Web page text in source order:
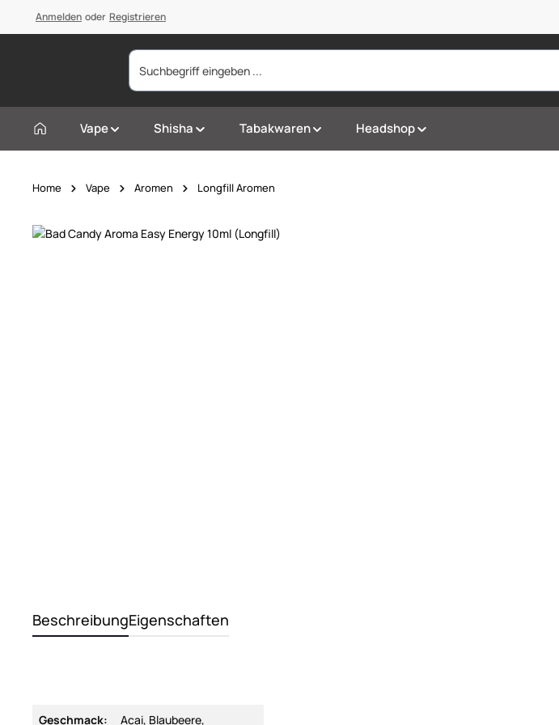
Zur Hauptnavigation springen
Anmelden oder Registrieren
Vape Shisha Tabakwaren Headshop
Home Vape Aromen Longfill Aromen
Bildergalerie überspringen
BeschreibungEigenschaften
Geschmack:
Acai, Blaubeere,